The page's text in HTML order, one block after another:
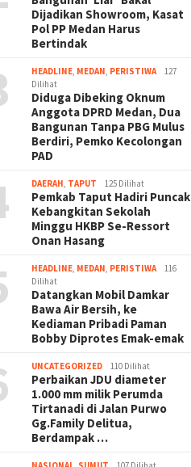
Dijadikan Showroom, Kasat
Pol PP Medan Harus
Bertindak
HEADLINE, MEDAN, PERISTIWA
127
Dilihat
Diduga Dibeking Oknum
Anggota DPRD Medan, Dua
Bangunan Tanpa PBG Mulus
Berdiri, Pemko Kecolongan
PAD
DAERAH, TAPUT 125 Dilihat
Pemkab Taput Hadiri Puncak
Kebangkitan Sekolah
Minggu HKBP Se-Ressort
Onan Hasang
HEADLINE, MEDAN, PERISTIWA
116
Dilihat
Datangkan Mobil Damkar
Bawa Air Bersih, ke
Kediaman Pribadi Paman
Bobby Diprotes Emak-emak
UNCATEGORIZED 110 Dilihat
Perbaikan JDU diameter
1.000 mm milik Perumda
Tirtanadi di Jalan Purwo
Gg.Family Delitua,
Berdampak …